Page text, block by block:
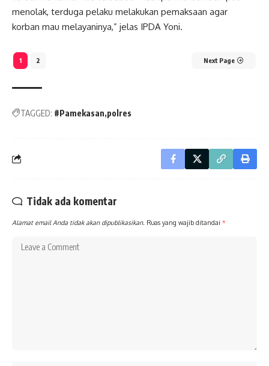
menolak, terduga pelaku melakukan pemaksaan agar
korban mau melayaninya,” jelas IPDA Yoni.
1 2 Next Page
TAGGED: #Pamekasan polres
Tidak ada komentar
Alamat email Anda tidak akan dipublikasikan. Ruas yang wajib ditandai *